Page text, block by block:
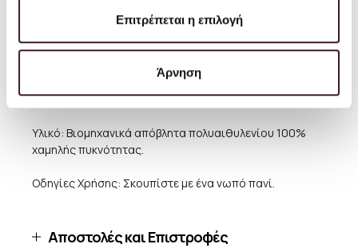
Επιτρέπεται η επιλογή
Άρνηση
για εσωτερικό όσο και για εξωτερικό χώρο, αντέχει σε
θερμοκρασίες από -10°C έως +50°C. Το Bit Stool
διατίθεται σε τρεις διαφορετικές παραλλαγές: Bit
Stool, Bit Stool Stack και Bit Stool Cone.
Μέγεθος: Υ: 42 x Ø: 36 εκ.
Υλικό: Βιομηχανικά απόβλητα πολυαιθυλενίου 100%
χαμηλής πυκνότητας.
Οδηγίες Χρήσης: Σκουπίστε με ένα νωπό πανί.
Αποστολές και Επιστροφές